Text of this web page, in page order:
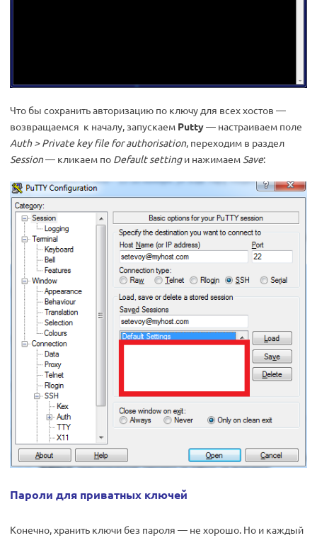
Что бы сохранить авторизацию по ключу для всех хостов —
возвращаемся к началу, запускаем Putty— настраиваем поле
Auth > Private key file for authorisation, переходим в раздел
Session— кликаем по Default settingи нажимаем Save:
Пароли для приватных ключей
Конечно, хранить ключи без пароля — не хорошо. Но и каждый